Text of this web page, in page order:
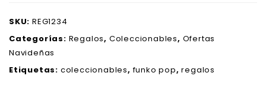
SKU: REG1234
Categorías: Regalos, Coleccionables, Ofertas
Navideñas
Etiquetas: coleccionables,funko pop,regalos